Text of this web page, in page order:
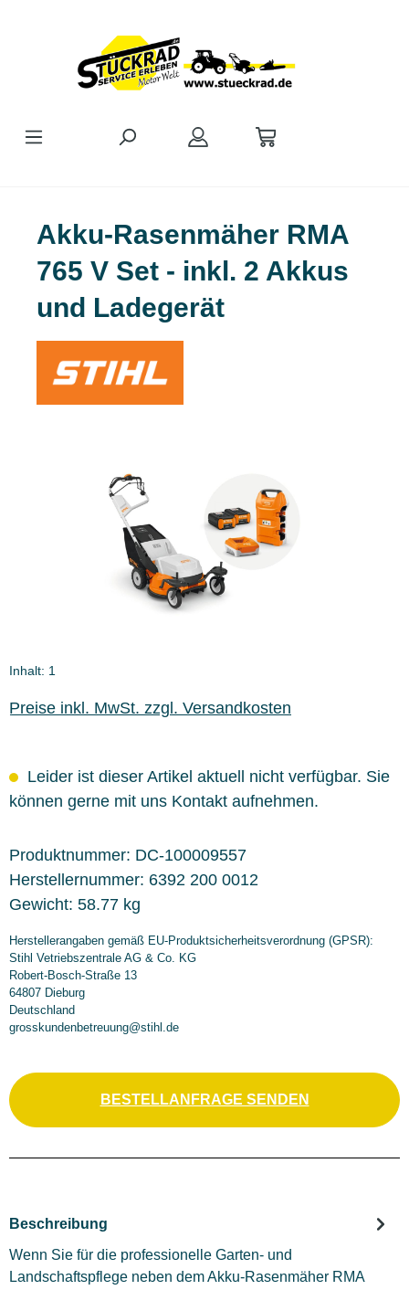
Akku-Rasenmäher RMA
765 V Set - inkl. 2 Akkus
und Ladegerät
Inhalt: 1
Preise inkl. MwSt. zzgl. Versandkosten
Leider ist dieser Artikel aktuell nicht verfügbar. Sie
können gerne mit uns Kontakt aufnehmen.
Produktnummer: DC-100009557
Herstellernummer: 6392 200 0012
Gewicht: 58.77 kg
Herstellerangaben gemäß EU-Produktsicherheitsverordnung (GPSR):
Stihl Vetriebszentrale AG & Co. KG
Robert-Bosch-Straße 13
64807 Dieburg
Deutschland
grosskundenbetreuung@stihl.de
BESTELLANFRAGE SENDEN
Beschreibung
Wenn Sie für die professionelle Garten- und
Landschaftspflege neben dem Akku-Rasenmäher RMA